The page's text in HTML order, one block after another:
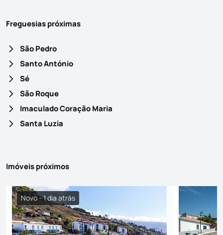
Freguesias próximas
São Pedro
Santo António
Sé
São Roque
Imaculado Coração Maria
Santa Luzia
Imóveis próximos
Novo - 1 dia atrás